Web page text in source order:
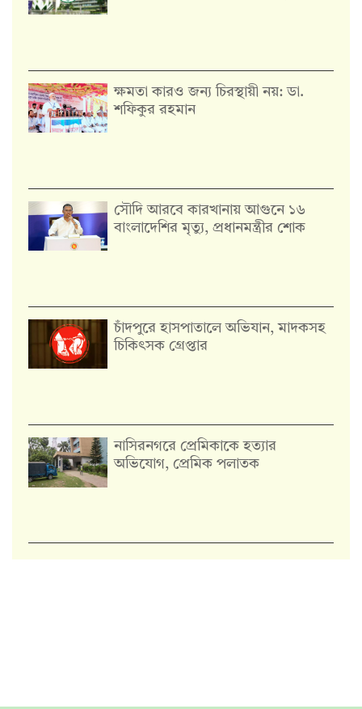
ক্ষমতা কারও জন্য চিরস্থায়ী নয়: ডা.
শফিকুর রহমান
সৌদি আরবে কারখানায় আগুনে ১৬
বাংলাদেশির মৃত্যু, প্রধানমন্ত্রীর শোক
চাঁদপুরে হাসপাতালে অভিযান, মাদকসহ
চিকিৎসক গ্রেপ্তার
নাসিরনগরে প্রেমিকাকে হত্যার
অভিযোগ, প্রেমিক পলাতক